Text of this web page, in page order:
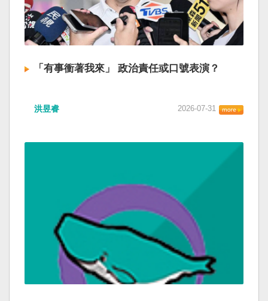
「有事衝著我來」 政治責任或口號表演？
洪昱睿 2026-07-31